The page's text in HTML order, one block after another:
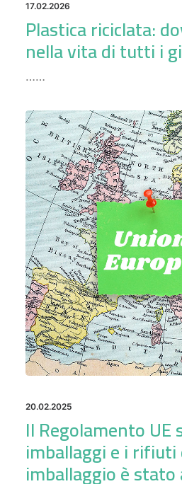
17.02.2026
Plastica riciclata:
nella vita di tutti i
……
20.02.2025
Il Regolamento UE
imballaggi e i rifiuti
imballaggio è